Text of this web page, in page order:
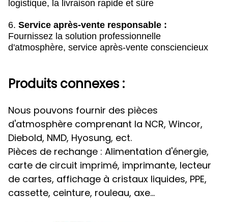
logistique, la livraison rapide et sûre
6. Service après-vente responsable :
Fournissez la solution professionnelle
d'atmosphère, service après-vente consciencieux
Produits connexes :
Nous pouvons fournir des pièces
d'atmosphère comprenant la NCR, Wincor,
Diebold, NMD, Hyosung, ect.
Pièces de rechange : Alimentation d'énergie,
carte de circuit imprimé, imprimante, lecteur
de cartes, affichage à cristaux liquides, PPE,
cassette, ceinture, rouleau, axe…